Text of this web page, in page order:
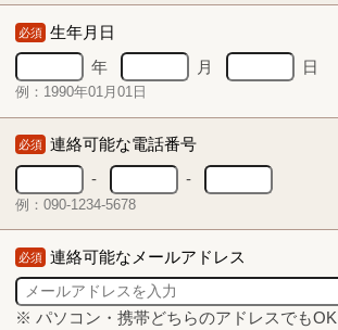
必須 生年月日
年
月 日
例：1990年01月01日
必須 連絡可能な電話番号
-
-
例：090-1234-5678
必須 連絡可能なメールアドレス
※ パソコン・携帯どちらのアドレスでもOK